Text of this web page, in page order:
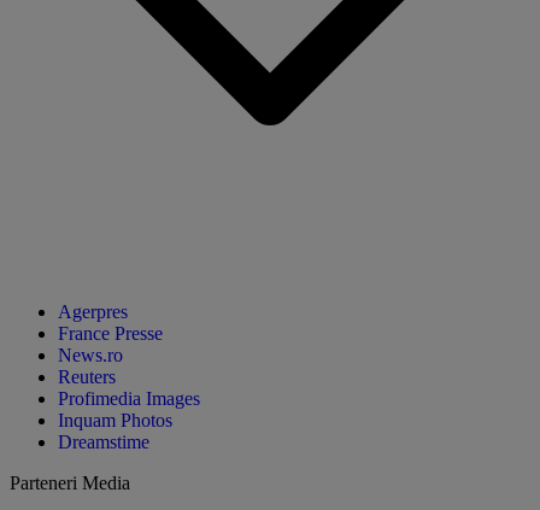
Agerpres
France Presse
News.ro
Reuters
Profimedia Images
Inquam Photos
Dreamstime
Parteneri Media